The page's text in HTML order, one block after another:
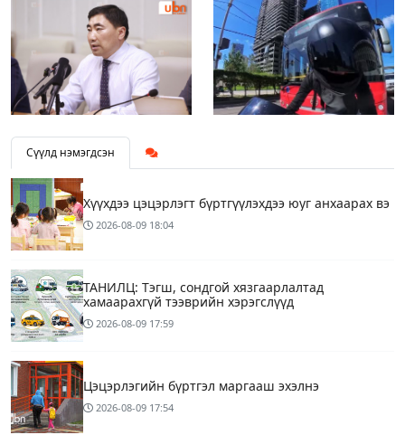
Сүүлд нэмэгдсэн
Хүүхдээ цэцэрлэгт бүртгүүлэхдээ юуг анхаарах вэ
2026-08-09 18:04
ТАНИЛЦ: Тэгш, сондгой хязгаарлалтад
хамаарахгүй тээврийн хэрэгслүүд
2026-08-09 17:59
Цэцэрлэгийн бүртгэл маргааш эхэлнэ
2026-08-09 17:54